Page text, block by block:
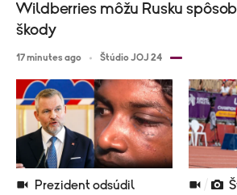
Wildberries môžu Rusku
škody
17 minutes ago Štúdio JOJ 24